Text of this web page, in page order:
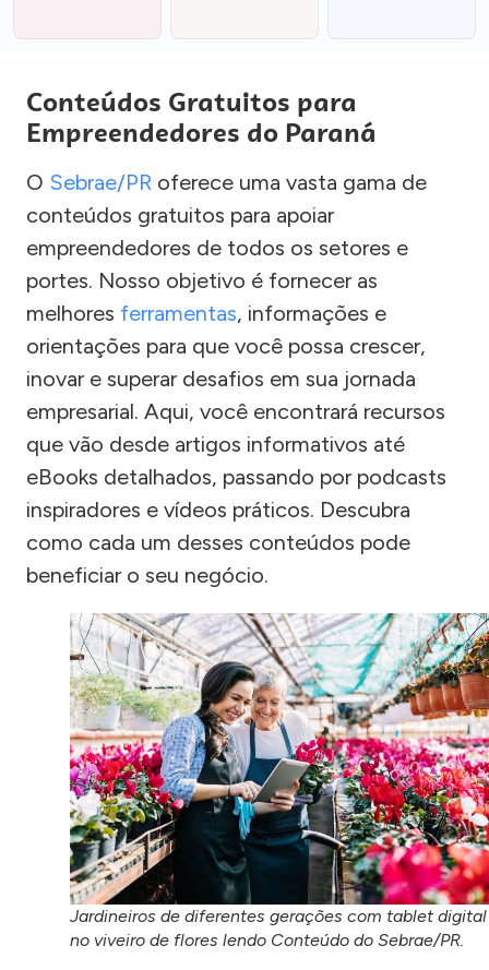
Conteúdos Gratuitos para
Empreendedores do Paraná
O Sebrae/PR oferece uma vasta gama de
conteúdos gratuitos para apoiar
empreendedores de todos os setores e
portes. Nosso objetivo é fornecer as
melhores ferramentas, informações e
orientações para que você possa crescer,
inovar e superar desafios em sua jornada
empresarial. Aqui, você encontrará recursos
que vão desde artigos informativos até
eBooks detalhados, passando por podcasts
inspiradores e vídeos práticos. Descubra
como cada um desses conteúdos pode
beneficiar o seu negócio.
Jardineiros de diferentes gerações com tablet digital
no viveiro de flores lendo Conteúdo do Sebrae/PR.